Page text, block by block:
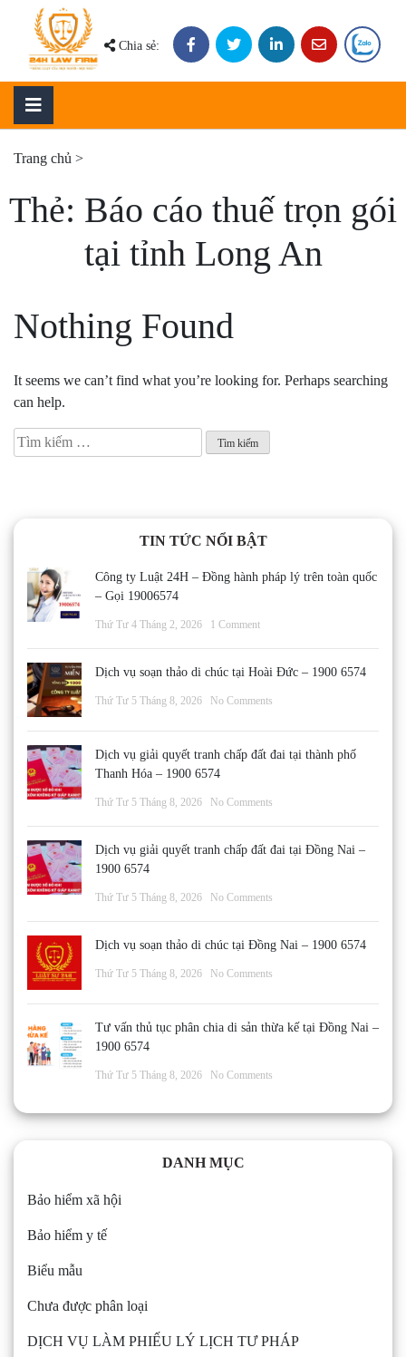
content
Chia sẻ:
Trang chủ >
Thẻ: Báo cáo thuế trọn gói
tại tỉnh Long An
Nothing Found
It seems we can’t find what you’re looking for. Perhaps searching
can help.
Tìm
kiếm
TIN TỨC NỔI BẬT
Công ty Luật 24H – Đồng hành pháp lý trên toàn quốc
– Gọi 19006574
Thứ Tư 4 Tháng 2, 2026 1 Comment
Dịch vụ soạn thảo di chúc tại Hoài Đức – 1900 6574
Thứ Tư 5 Tháng 8, 2026 No Comments
Dịch vụ giải quyết tranh chấp đất đai tại thành phố
Thanh Hóa – 1900 6574
Thứ Tư 5 Tháng 8, 2026 No Comments
Dịch vụ giải quyết tranh chấp đất đai tại Đồng Nai –
1900 6574
Thứ Tư 5 Tháng 8, 2026 No Comments
Dịch vụ soạn thảo di chúc tại Đồng Nai – 1900 6574
Thứ Tư 5 Tháng 8, 2026 No Comments
Tư vấn thủ tục phân chia di sản thừa kế tại Đồng Nai –
1900 6574
Thứ Tư 5 Tháng 8, 2026 No Comments
DANH MỤC
Bảo hiểm xã hội
Bảo hiểm y tế
Biểu mẫu
Chưa được phân loại
DỊCH VỤ LÀM PHIẾU LÝ LỊCH TƯ PHÁP